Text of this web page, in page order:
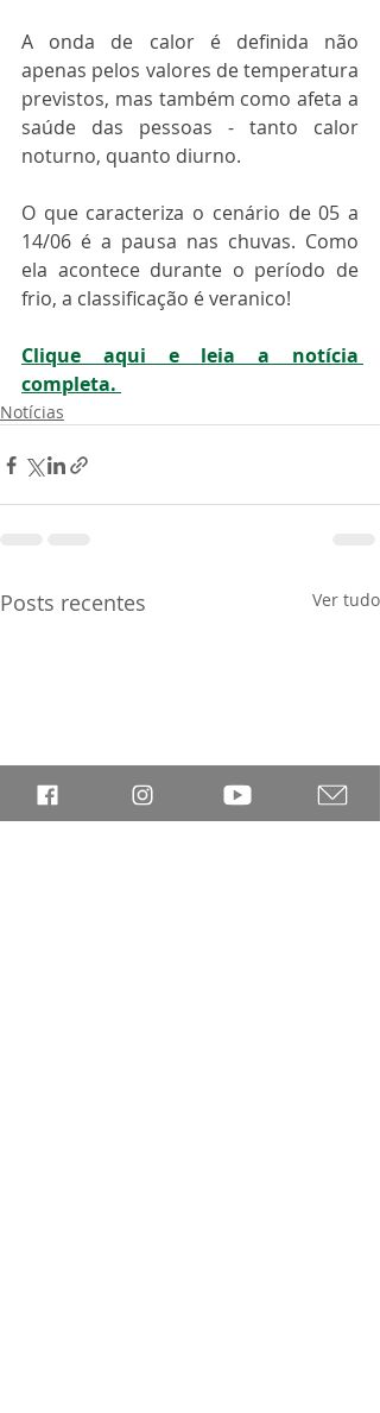
A onda de calor é definida não
apenas pelos valores de temperatura
previstos, mas também como afeta a
saúde das pessoas - tanto calor
noturno, quanto diurno.
O que caracteriza o cenário de 05 a
14/06 é a pausa nas chuvas. Como
ela acontece durante o período de
frio, a classificação é veranico!
Clique aqui e leia a notícia
completa.
Notícias
Posts recentes Ver tudo